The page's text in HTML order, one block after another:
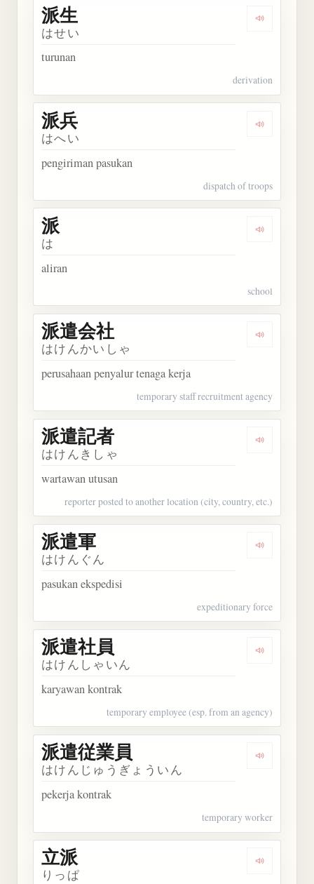
Dengarkan
派生
はせい
turunan
derivation
Dengarkan
派兵
はへい
pengiriman pasukan
dispatch of troops
Dengarkan
派
は
aliran
school
Dengarkan
派遣会社
はけんかいしゃ
perusahaan penyalur tenaga kerja
temporary staff recruitment agency
Dengarkan
派遣記者
はけんきしゃ
wartawan utusan
reporter posted to another location (city, country, etc.)
Dengarkan
派遣軍
はけんぐん
pasukan ekspedisi
expeditionary force
Dengarkan
派遣社員
はけんしゃいん
karyawan kontrak
temporary employee (esp. from an agency)
Dengarkan
派遣従業員
はけんじゅうぎょういん
pekerja kontrak
temporary worker
Dengarkan
立派
りっぱ